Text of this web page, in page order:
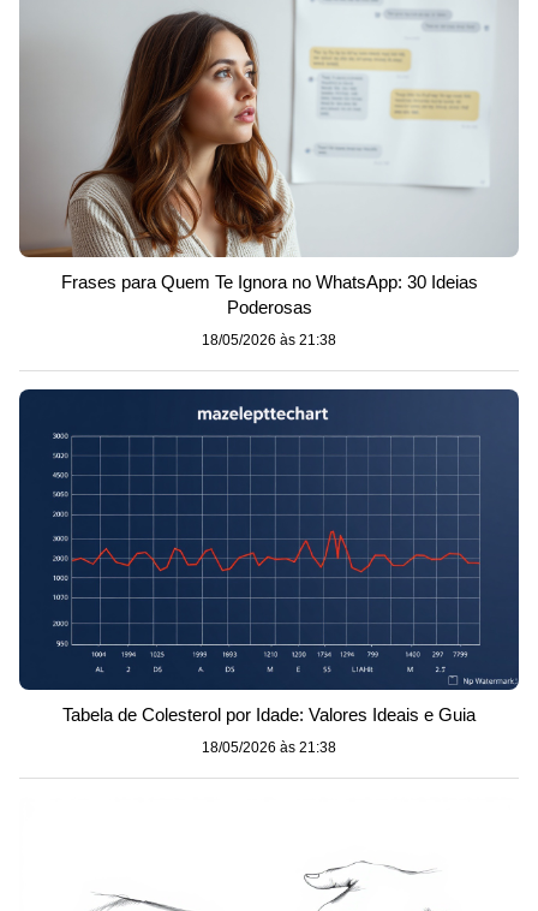
Frases para Quem Te Ignora no WhatsApp: 30 Ideias
Poderosas
18/05/2026 às 21:38
Tabela de Colesterol por Idade: Valores Ideais e Guia
18/05/2026 às 21:38